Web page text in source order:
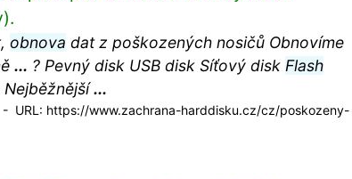
obnova dat z poškozených nosičů Obnovíme
... ? Pevný disk USB disk Síťový disk Flash
Nejběžnější...
URL: https://www.zachrana-harddisku.cz/cz/poskozeny-